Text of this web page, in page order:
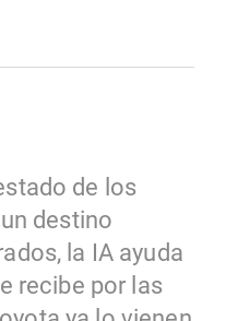
de los
destino
la IA ayuda
recibe por las